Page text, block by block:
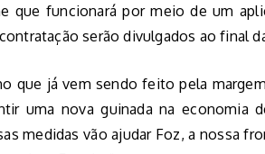
que funcionará por meio de um
serão divulgados ao final
que já vem sendo feito pela
uma nova guinada na economia
medidas vão ajudar Foz, a nossa